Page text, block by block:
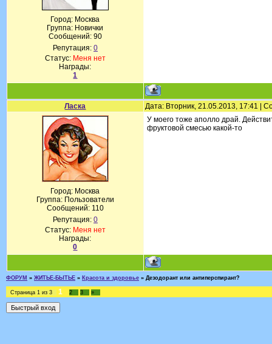
Город: Москва
Группа: Новички
Сообщений: 90
Репутация: 0
Статус: Меня нет
Награды:
1
Ласка Дата: Вторник, 21.05.2013, 17:41 |
Город: Москва
Группа: Пользователи
Сообщений: 110
Репутация: 0
Статус: Меня нет
Награды:
0
У моего тоже аполло драй.
фруктовой смесью какой-то
ФОРУМ » ЖИТЬЕ-БЫТЬЕ » Красота и здоровье » Дезодорант или антиперспирант?
Страница 1 из 3 1 2 3 »